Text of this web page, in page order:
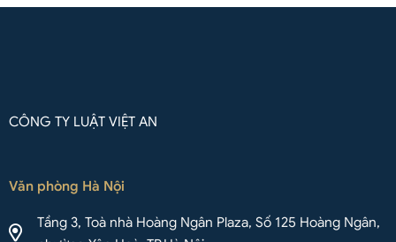
CÔNG TY LUẬT VIỆT AN
Văn phòng Hà Nội
Tầng 3, Toà nhà Hoàng Ngân Plaza, Số 125 Hoàng Ngân,